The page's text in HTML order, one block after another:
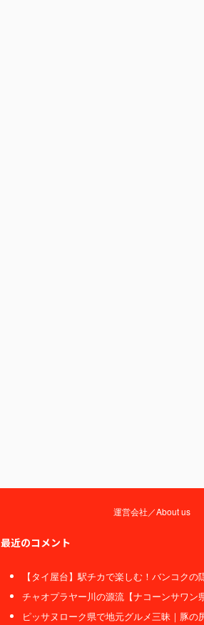
運営会社／About us
最近のコメント
【タイ屋台】駅チカで楽しむ！バンコクの
チャオプラヤー川の源流【ナコーンサワン
ピッサヌローク県で地元グルメ三昧｜豚の